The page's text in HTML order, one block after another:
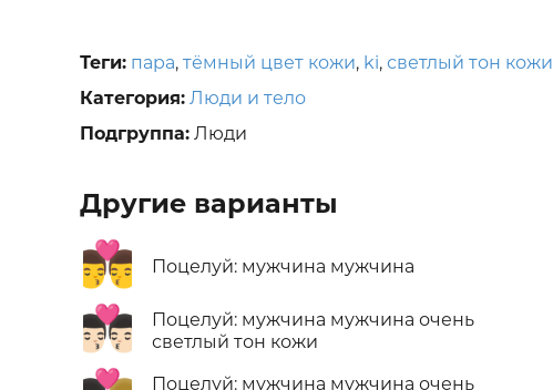
Теги: пара, тёмный цвет кожи, ki, светлый тон кожи
Категория: Люди и тело
Подгруппа: Люди
Другие варианты
👨‍❤️‍💋‍👨 Поцелуй: мужчина мужчина
👨🏻‍❤️‍💋‍👨🏻
Поцелуй: мужчина мужчина очень
светлый тон кожи
Поцелуй: мужчина мужчина очень